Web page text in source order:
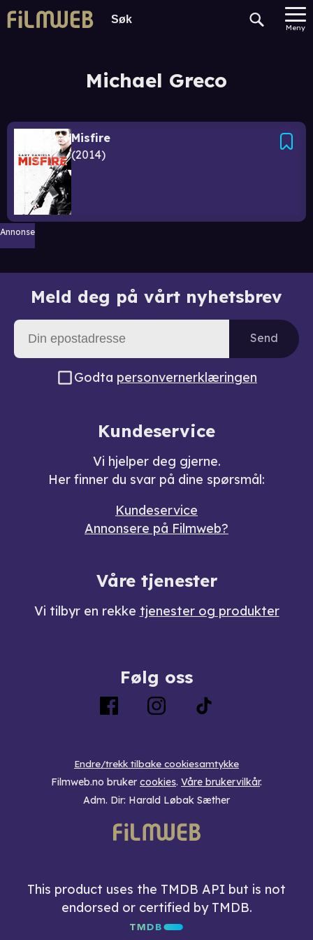
Meny
Michael Greco
Misfire
2014
Annonse
Meld deg på vårt nyhetsbrev
Send
Godta personvernerklæringen
Kundeservice
Vi hjelper deg gjerne.
Her finner du svar på dine spørsmål:
Kundeservice
Annonsere på Filmweb?
Våre tjenester
Vi tilbyr en rekke tjenester og produkter
Følg oss
Endre/trekk tilbake cookiesamtykke
Filmweb.no bruker cookies. Våre brukervilkår.
Adm. Dir: Harald Løbak Sæther
This product uses the TMDB API but is not
endorsed or certified by TMDB.